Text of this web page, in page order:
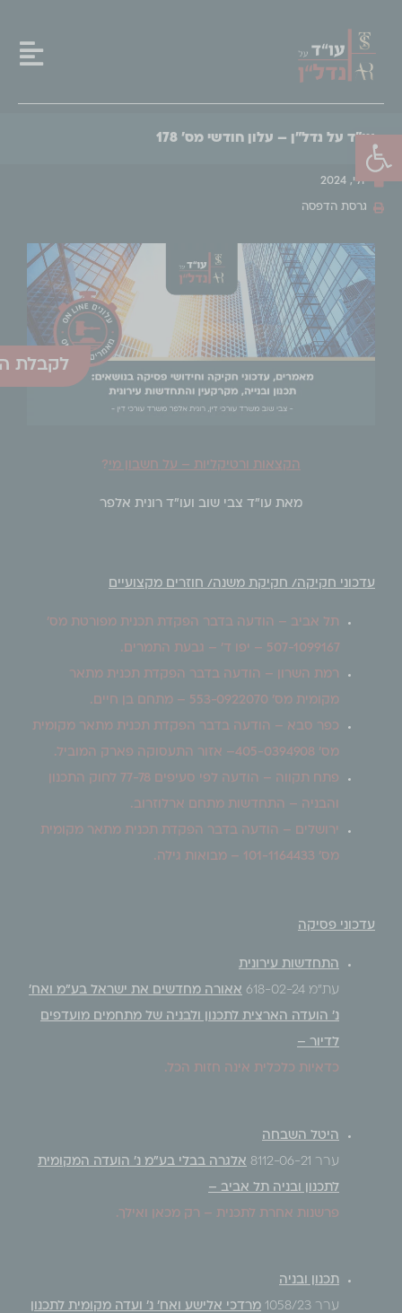
פתח סרגל נגישות
עו"ד על נדל"ן – עלון חודשי מס' 178
יולי, 2024
גרסת הדפסה
הקצאות ורטיקליות – על חשבון מי?
מאת עו"ד צבי שוב ועו"ד רונית אלפר
עדכוני חקיקה/ חקיקת משנה/ חוזרים מקצועיים
תל אביב – הודעה בדבר הפקדת תכנית מפורטת מס'
507-1099167 – יפו ד' – גבעת התמרים.
רמת השרון – הודעה בדבר הפקדת תכנית מתאר
מקומית מס' 553-0922070 – מתחם בן חיים.
כפר סבא – הודעה בדבר הפקדת תכנית מתאר מקומית
מס' 405-0394908– אזור התעסוקה פארק המוביל.
פתח תקווה – הודעה לפי סעיפים 77-78 לחוק התכנון
והבניה – התחדשות מתחם ארלוזרוב.
ירושלים – הודעה בדבר הפקדת תכנית מתאר מקומית
מס' 101-1164433 – מבואות גילה.
עדכוני פסיקה
התחדשות עירונית
עת"מ 618-02-24 אאורה מחדשים את ישראל בע"מ ואח'
נ' הועדה הארצית לתכנון ולבניה של מתחמים מועדפים
לדיור –
כדאיות כלכלית אינה חזות הכל.
היטל השבחה
ערר 8112-06-21 אלגרה בבלי בע"מ נ' הועדה המקומית
לתכנון ובניה תל אביב –
פרשנות אחרת לתכנית – רק מכאן ואילך.
תכנון ובניה
ערר 1058/23 מרדכי אלישע ואח' נ' ועדה מקומית לתכנון
לקבלת